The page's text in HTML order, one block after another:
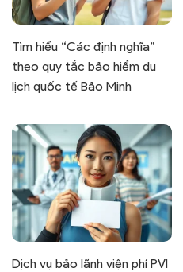
Tìm hiểu “Các định nghĩa”
theo quy tắc bảo hiểm du
lịch quốc tế Bảo Minh
Dịch vụ bảo lãnh viện phí PVI